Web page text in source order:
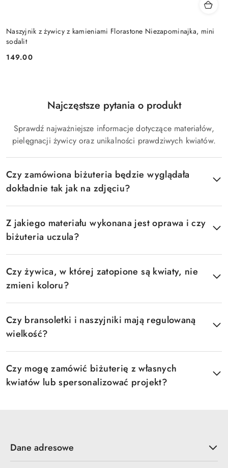
Naszyjnik z żywicy z kamieniami Florastone Niezapominajka, mini
sodalit
Cena:
149.00
Pomiń FAQNajczęstsze pytania o produkt
Sprawdź najważniejsze informacje dotyczące materiałów,
pielęgnacji żywicy oraz unikalności prawdziwych kwiatów.
Czy zamówiona biżuteria będzie wyglądała
dokładnie tak jak na zdjęciu?
Z jakiego materiału wykonana jest oprawa i czy
biżuteria uczula?
Czy żywica, w której zatopione są kwiaty, nie
zmieni koloru?
Czy bransoletki i naszyjniki mają regulowaną
wielkość?
Czy mogę zamówić biżuterię z własnych
kwiatów lub spersonalizować projekt?
Dane adresowe